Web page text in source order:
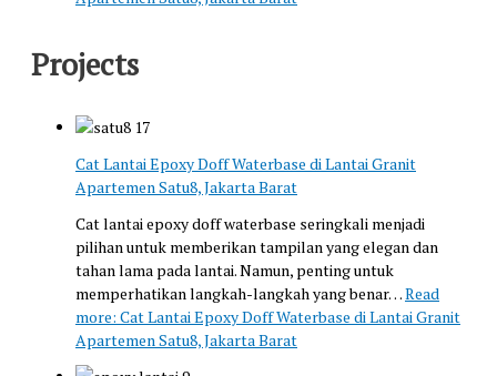
Projects
Cat Lantai Epoxy Doff Waterbase di Lantai Granit
Apartemen Satu8, Jakarta Barat
Cat lantai epoxy doff waterbase seringkali menjadi
pilihan untuk memberikan tampilan yang elegan dan
tahan lama pada lantai. Namun, penting untuk
memperhatikan langkah-langkah yang benar…Read
more: Cat Lantai Epoxy Doff Waterbase di Lantai Granit
Apartemen Satu8, Jakarta Barat